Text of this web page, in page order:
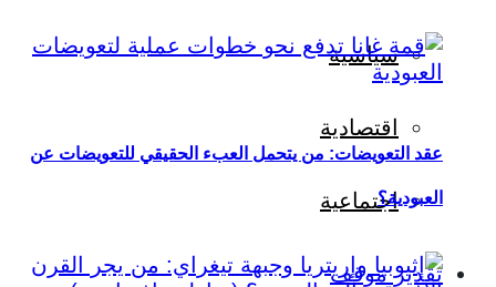
سياسية
اقتصادية
اجتماعية
تقدير موقف
عقد التعويضات: من يتحمل العبء الحقيقي للتعويضات عن
العبودية؟